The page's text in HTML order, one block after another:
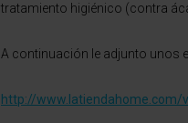
tratamiento higiénico (contra
A continuación le adjunto unos
http://www.latiendahome.com/